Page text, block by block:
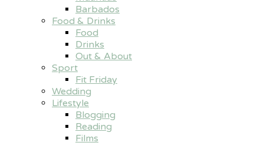
Barbados
Food & Drinks
Food
Drinks
Out & About
Sport
Fit Friday
Wedding
Lifestyle
Blogging
Reading
Films